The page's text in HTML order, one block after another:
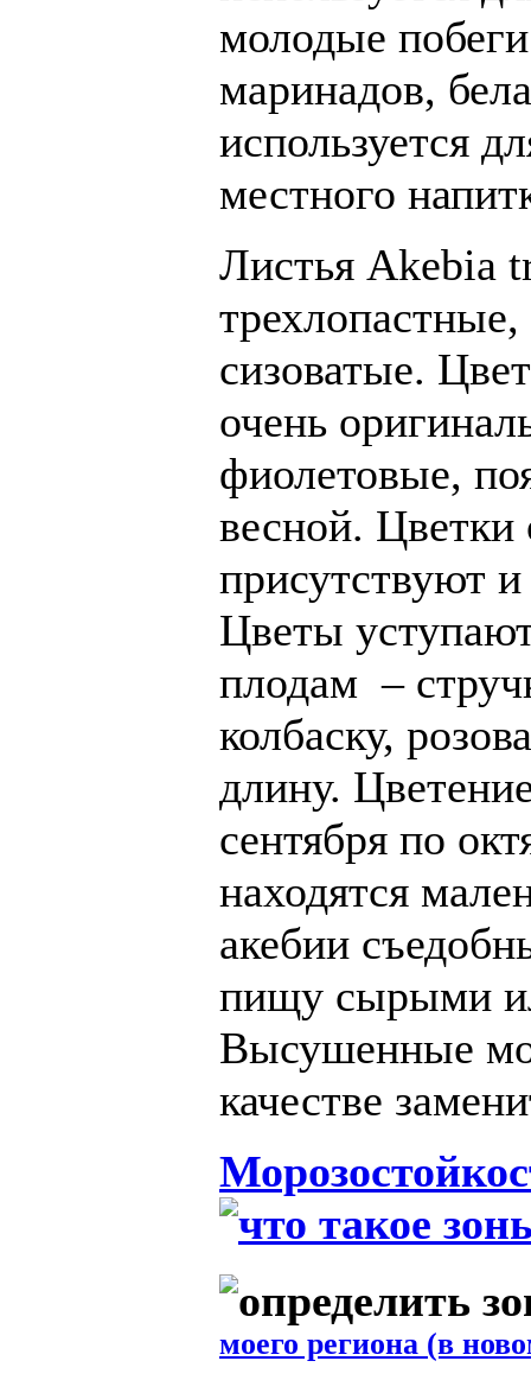
молодые
маринадов,
используется
местного
Листья Akebia
сизоватые.
очень
фиолетовые,
весной.
присутствуют
Цветы
плодам –
колбаску,
длину.
сентября по
находятся
акебии
пищу сырыми
Высушенные
качестве
моего региона (в